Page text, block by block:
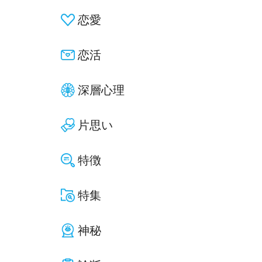
恋愛
恋活
深層心理
片思い
特徴
特集
神秘